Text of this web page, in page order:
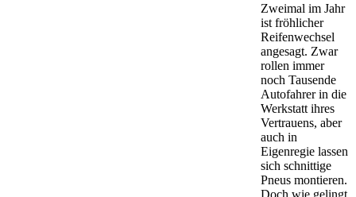
Zweimal im Jahr
ist fröhlicher
Reifenwechsel
angesagt. Zwar
rollen immer
noch Tausende
Autofahrer in die
Werkstatt ihres
Vertrauens, aber
auch in
Eigenregie lassen
sich schnittige
Pneus montieren.
Doch wie gelingt